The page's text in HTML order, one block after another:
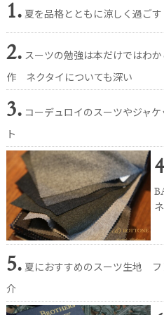
1. 夏を品格とともに涼しく過ご
2. スーツの勉強は本だけではわ
作 ネクタイについても深い
3. コーデュロイのスーツやジャ
ト
5. 夏におすすめのスーツ生地 フ
介